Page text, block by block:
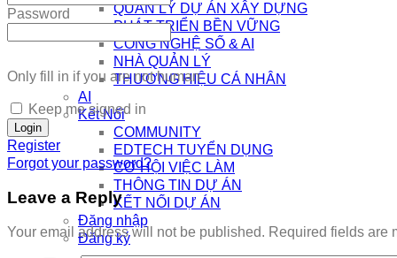
QUẢN LÝ DỰ ÁN XÂY DỰNG
PHÁT TRIỂN BỀN VỮNG
CÔNG NGHỆ SỐ & AI
NHÀ QUẢN LÝ
THƯƠNG HIỆU CÁ NHÂN
AI
Kết Nối
COMMUNITY
EDTECH TUYỂN DỤNG
CƠ HỘI VIỆC LÀM
THÔNG TIN DỰ ÁN
KẾT NỐI DỰ ÁN
Đăng nhập
Đăng ký
Password
Only fill in if you are not human
Keep me signed in
Register
Forgot your password?
Leave a Reply
Your email address will not be published. Required fields are